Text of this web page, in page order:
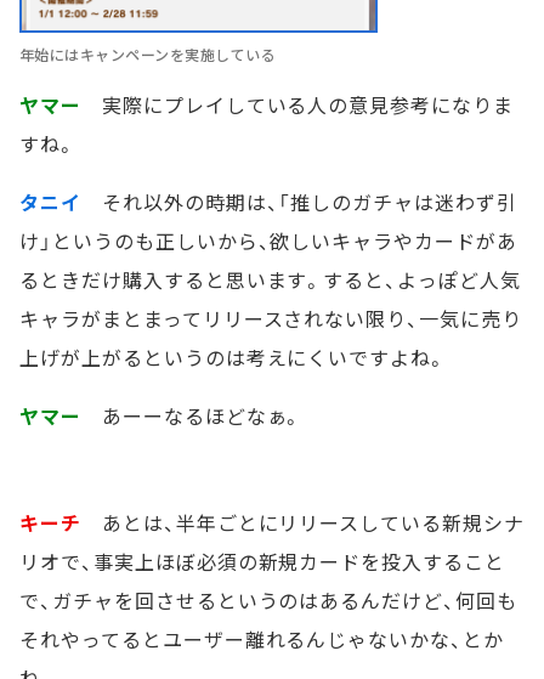
年始にはキャンペーンを実施している
ヤマー
実際にプレイしている人の意見参考になりま
すね。
タニイ
それ以外の時期は、「推しのガチャは迷わず引
け」というのも正しいから、欲しいキャラやカードがあ
るときだけ購入すると思います。すると、よっぽど人気
キャラがまとまってリリースされない限り、一気に売り
上げが上がるというのは考えにくいですよね。
ヤマー
あーーなるほどなぁ。
キーチ あとは、半年ごとにリリースしている新規シナ
リオで、事実上ほぼ必須の新規カードを投入すること
で、ガチャを回させるというのはあるんだけど、何回も
それやってるとユーザー離れるんじゃないかな、とか